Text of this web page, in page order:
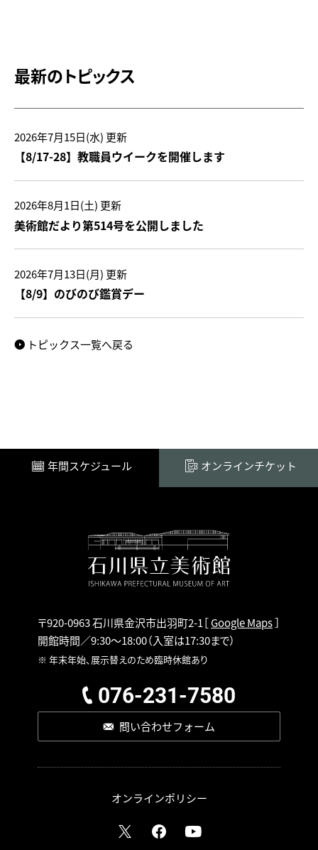
最新のトピックス
2026年7月15日(水) 更新
【8/17-28】教職員ウイークを開催します
2026年8月1日(土) 更新
美術館だより第514号を公開しました
2026年7月13日(月) 更新
【8/9】のびのび鑑賞デー
トピックス一覧へ戻る
年間スケジュール オンラインチケット
〒920-0963 石川県金沢市出羽町2-1［Google Maps］
開館時間／9:30～18:00（入室は17:30まで）
※ 年末年始、展示替えのため臨時休館あり
076-231-7580
問い合わせフォーム
オンラインポリシー
画像利用について
オンラインポリシー
おうちで楽しむ石川県立美術
館